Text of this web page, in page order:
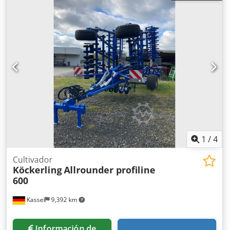
1 /4
Kassel 9,392 km
Cultivador
KöckerlingAllrounder profiline
600